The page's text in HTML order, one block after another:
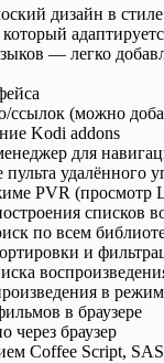
дизайн в
— легко
ссылок (можно
Kodi addons
для
пульта
PVR (просмотр
списков
по всем
и
в
в браузере
через браузер
Coffee Script,